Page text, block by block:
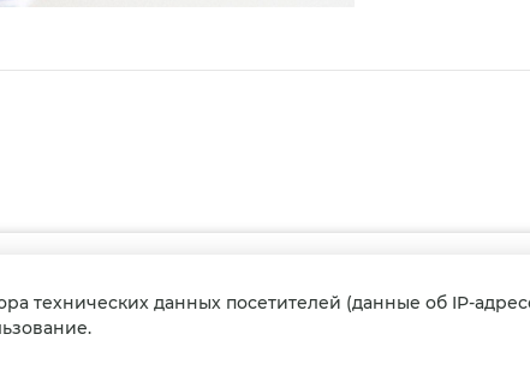
офертой, содержание имеет
технических данных посетителей (данные об IP-